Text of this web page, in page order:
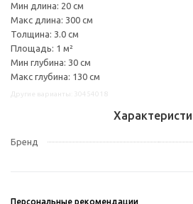
Мин длина: 20 см
Макс длина: 300 см
Толщина: 3.0 см
Площадь: 1 м²
Мин глубина: 30 см
Макс глубина: 130 см
Бренд
Персональные рекомендации